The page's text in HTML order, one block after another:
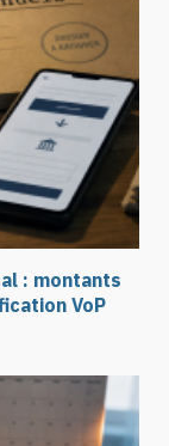
: montants
VoP